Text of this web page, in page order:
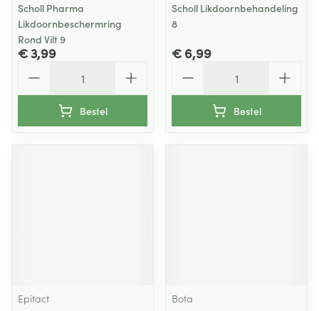
Scholl Pharma
Likdoornbeschermring
Rond Vilt 9
€ 3,99
Bestel
Scholl Likdoornbehandeling
8
€ 6,99
Bestel
Epitact
Bota